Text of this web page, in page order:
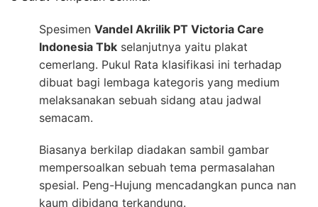
Spesimen Vandel Akrilik PT Victoria Care
Indonesia Tbk selanjutnya yaitu plakat
cemerlang. Pukul Rata klasifikasi ini terhadap
dibuat bagi lembaga kategoris yang medium
melaksanakan sebuah sidang atau jadwal
semacam.
Biasanya berkilap diadakan sambil gambar
mempersoalkan sebuah tema permasalahan
spesial. Peng-Hujung mencadangkan punca nan
kaum dibidang terkandung.